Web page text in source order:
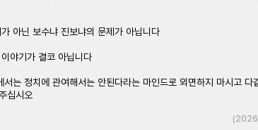
아닌 보수냐 진보냐의 문제가 아닙니다
야기가 결코 아닙니다
는 정치에 관여해서는 안된다라는 마인드로 외면하지 마시고 다
십시오